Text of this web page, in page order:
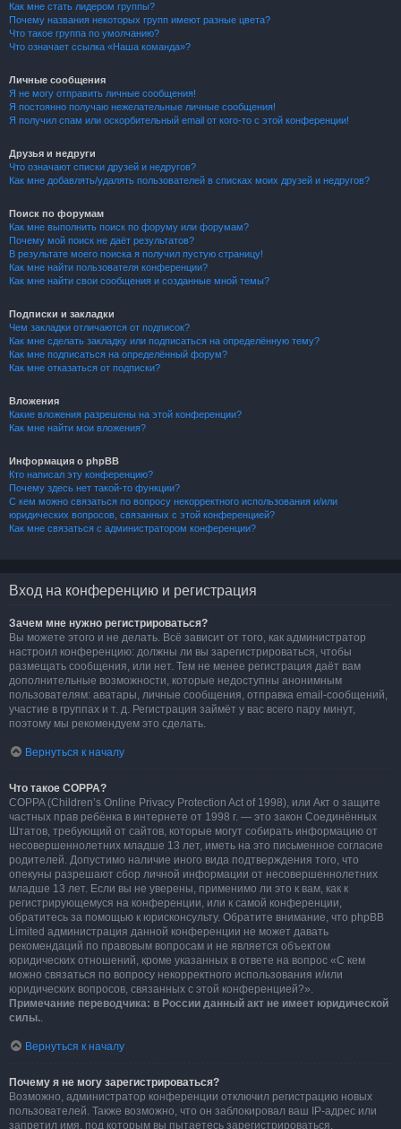
Как мне стать лидером группы?
Почему названия некоторых групп имеют разные цвета?
Что такое группа по умолчанию?
Что означает ссылка «Наша команда»?
Личные сообщения
Я не могу отправить личные сообщения!
Я постоянно получаю нежелательные личные сообщения!
Я получил спам или оскорбительный email от кого-то с этой конференции!
Друзья и недруги
Что означают списки друзей и недругов?
Как мне добавлять/удалять пользователей в списках моих друзей и недругов?
Поиск по форумам
Как мне выполнить поиск по форуму или форумам?
Почему мой поиск не даёт результатов?
В результате моего поиска я получил пустую страницу!
Как мне найти пользователя конференции?
Как мне найти свои сообщения и созданные мной темы?
Подписки и закладки
Чем закладки отличаются от подписок?
Как мне сделать закладку или подписаться на определённую тему?
Как мне подписаться на определённый форум?
Как мне отказаться от подписки?
Вложения
Какие вложения разрешены на этой конференции?
Как мне найти мои вложения?
Информация о phpBB
Кто написал эту конференцию?
Почему здесь нет такой-то функции?
С кем можно связаться по вопросу некорректного использования и/или
юридических вопросов, связанных с этой конференцией?
Как мне связаться с администратором конференции?
Вход на конференцию и регистрация
Зачем мне нужно регистрироваться?
Вы можете этого и не делать. Всё зависит от того, как администратор
настроил конференцию: должны ли вы зарегистрироваться, чтобы
размещать сообщения, или нет. Тем не менее регистрация даёт вам
дополнительные возможности, которые недоступны анонимным
пользователям: аватары, личные сообщения, отправка email-сообщений,
участие в группах и т. д. Регистрация займёт у вас всего пару минут,
поэтому мы рекомендуем это сделать.
Вернуться к началу
Что такое COPPA?
COPPA (Children’s Online Privacy Protection Act of 1998), или Акт о защите
частных прав ребёнка в интернете от 1998 г. — это закон Соединённых
Штатов, требующий от сайтов, которые могут собирать информацию от
несовершеннолетних младше 13 лет, иметь на это письменное согласие
родителей. Допустимо наличие иного вида подтверждения того, что
опекуны разрешают сбор личной информации от несовершеннолетних
младше 13 лет. Если вы не уверены, применимо ли это к вам, как к
регистрирующемуся на конференции, или к самой конференции,
обратитесь за помощью к юрисконсульту. Обратите внимание, что phpBB
Limited администрация данной конференции не может давать
рекомендаций по правовым вопросам и не является объектом
юридических отношений, кроме указанных в ответе на вопрос «С кем
можно связаться по вопросу некорректного использования и/или
юридических вопросов, связанных с этой конференцией?».
Примечание переводчика: в России данный акт не имеет юридической
силы..
Вернуться к началу
Почему я не могу зарегистрироваться?
Возможно, администратор конференции отключил регистрацию новых
пользователей. Также возможно, что он заблокировал ваш IP-адрес или
запретил имя, под которым вы пытаетесь зарегистрироваться.